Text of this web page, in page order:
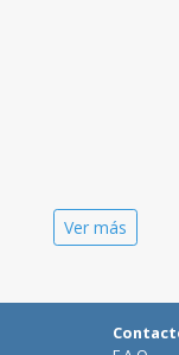
Ver más